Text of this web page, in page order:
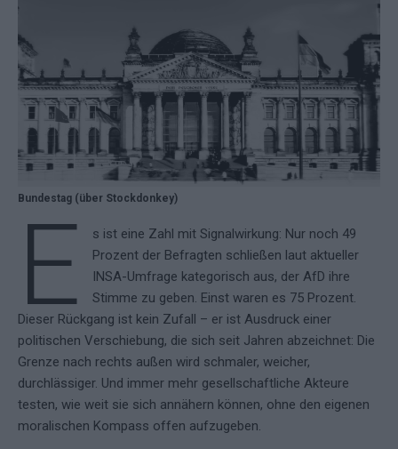
Bundestag (über Stockdonkey)
E
s ist eine Zahl mit Signalwirkung: Nur noch 49
Prozent der Befragten schließen laut aktueller
INSA-Umfrage kategorisch aus, der AfD ihre
Stimme zu geben. Einst waren es 75 Prozent.
Dieser Rückgang ist kein Zufall – er ist Ausdruck einer
politischen Verschiebung, die sich seit Jahren abzeichnet: Die
Grenze nach rechts außen wird schmaler, weicher,
durchlässiger. Und immer mehr gesellschaftliche Akteure
testen, wie weit sie sich annähern können, ohne den eigenen
moralischen Kompass offen aufzugeben.